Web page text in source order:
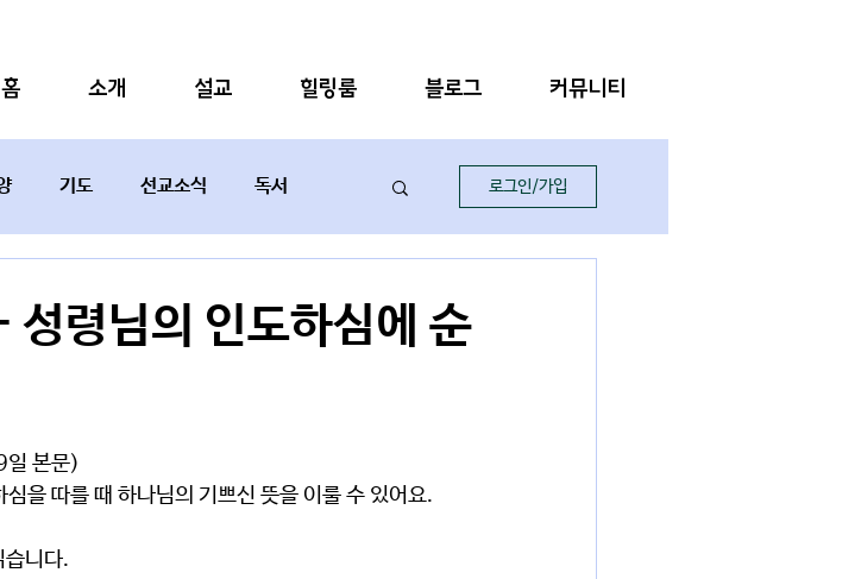
홈 소개 설교 힐링룸 블로그 커뮤니티
기도 선교소식 독서 로그인/가입
령님의 인도하심에 순
본문)
을 따를 때 하나님의 기쁘신 뜻을 이룰 수 있어요.
니다.